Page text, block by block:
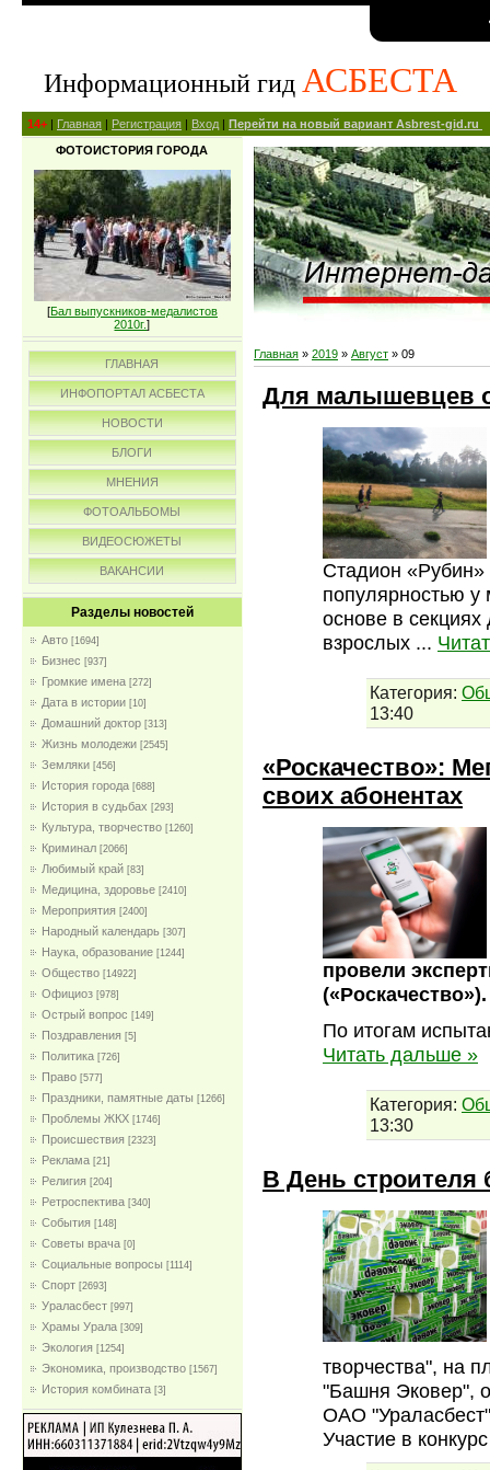
Информационный гид АСБЕСТА
14+ | Главная | Регистрация | Вход | Перейти на новый вариант Asbrest-gid.ru
ФОТОИСТОРИЯ ГОРОДА
[Бал выпускников-медалистов
2010г.]
ГЛАВНАЯ
ИНФОПОРТАЛ АСБЕСТА
НОВОСТИ
БЛОГИ
МНЕНИЯ
ФОТОАЛЬБОМЫ
ВИДЕОСЮЖЕТЫ
ВАКАНСИИ
Разделы новостей
Авто [1694]
Бизнес [937]
Громкие имена [272]
Дата в истории [10]
Домашний доктор [313]
Жизнь молодежи [2545]
Земляки [456]
История города [688]
История в судьбах [293]
Культура, творчество [1260]
Криминал [2066]
Любимый край [83]
Медицина, здоровье [2410]
Мероприятия [2400]
Народный календарь [307]
Наука, образование [1244]
Общество [14922]
Официоз [978]
Острый вопрос [149]
Поздравления [5]
Политика [726]
Право [577]
Праздники, памятные даты [1266]
Проблемы ЖКХ [1746]
Проиcшествия [2323]
Реклама [21]
Религия [204]
Ретроспектива [340]
События [148]
Советы врача [0]
Социальные вопросы [1114]
Спорт [2693]
Ураласбест [997]
Храмы Урала [309]
Экология [1254]
Экономика, производство [1567]
История комбината [3]
Главная » 2019 » Август » 09
Для малышевцев
Стадион «Рубин»
популярностью у
основе в
взрослых ...
Категория:
13:40
«Роскачество»:
своих абонентах
провели
(«Роскачество»).
По итогам
Читать дальше »
Категория:
13:30
В День строителя
творчества", на
"Башня Эковер",
ОАО
Участие в